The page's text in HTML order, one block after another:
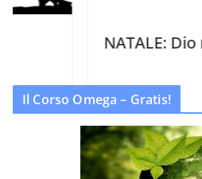
NATALE: Dio
Il Corso Omega – Gratis!